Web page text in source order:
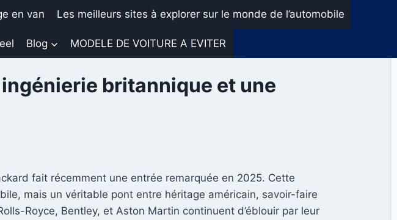
en van Les meilleurs sites à explorer sur le monde de l’automobile
Blog MODELE DE VOITURE A EVITER
britannique et une
fait récemment une entrée remarquée en 2025. Cette
mais un véritable pont entre héritage américain, savoir-faire
Royce, Bentley, et Aston Martin continuent d’éblouir par leur